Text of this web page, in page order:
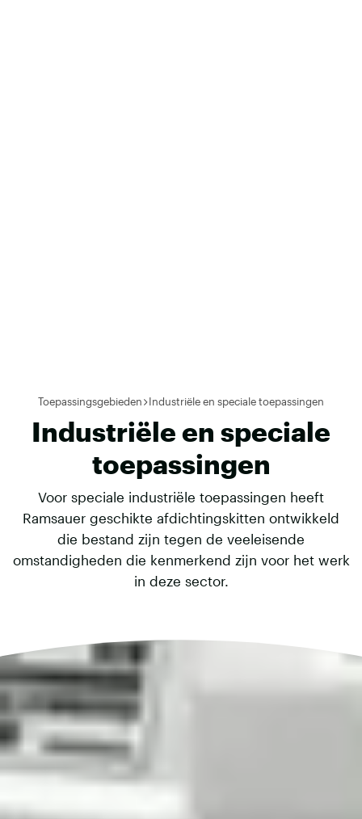
Toepassingsgebieden Industriële en speciale toepassingen
Industriële en speciale
toepassingen
Voor speciale industriële toepassingen heeft
Ramsauer geschikte afdichtingskitten ontwikkeld
die bestand zijn tegen de veeleisende
omstandigheden die kenmerkend zijn voor het werk
in deze sector.